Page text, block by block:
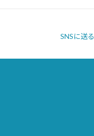
SNSに送る